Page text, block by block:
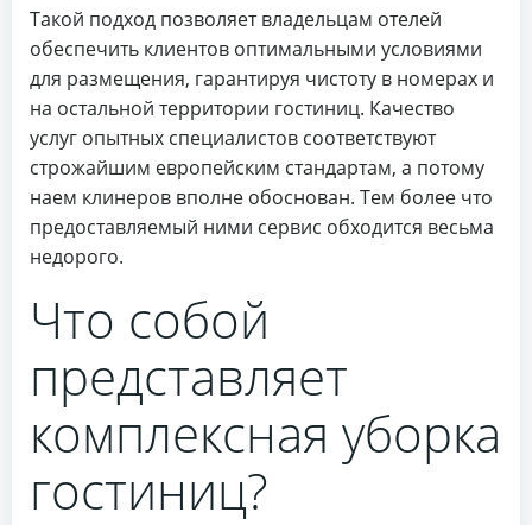
Такой подход позволяет владельцам отелей
обеспечить клиентов оптимальными условиями
для размещения, гарантируя чистоту в номерах и
на остальной территории гостиниц. Качество
услуг опытных специалистов соответствуют
строжайшим европейским стандартам, а потому
наем клинеров вполне обоснован. Тем более что
предоставляемый ними сервис обходится весьма
недорого.
Что собой
представляет
комплексная уборка
гостиниц?